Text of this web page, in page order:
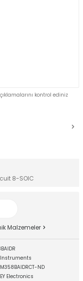
8-SOIC
kontrol ediniz
Malzemeler
Instruments
ND
Electronics